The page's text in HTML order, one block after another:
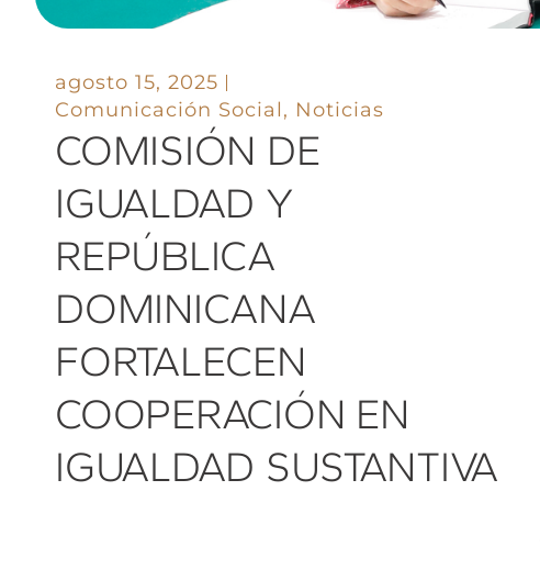
agosto 15, 2025
Comunicación Social, Noticias
COMISIÓN DE
IGUALDAD Y
REPÚBLICA
DOMINICANA
FORTALECEN
COOPERACIÓN EN
IGUALDAD SUSTANTIVA